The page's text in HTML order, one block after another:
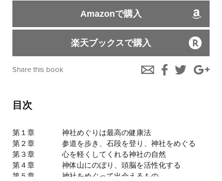
Amazonで購入
楽天ブックスで購入
Share this book
目次
第１章
神社めぐりは最高の健康法
第２章
参道を歩き、石段を登り、神社をめぐる
第３章
心を軽くしてくれる神社の自然
第４章
神体山にのぼり、頭脳を活性化する
第５章
神社をめぐって出会えるもの